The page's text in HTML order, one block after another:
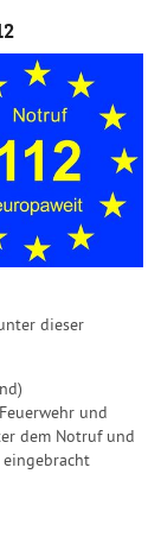
dieser
und
dem Notruf und